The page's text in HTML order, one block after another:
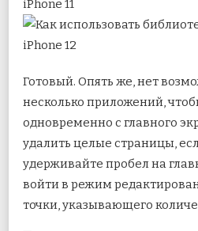
Готовый. Опять же, нет
несколько приложений,
одновременно с главного
удалить целые страницы,
удерживайте пробел на
войти в режим
точки, указывающего